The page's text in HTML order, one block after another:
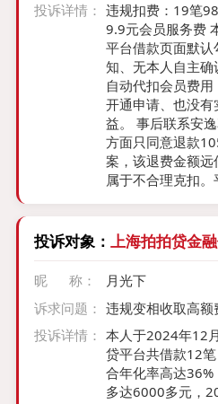
投诉详情： 违规扣费：19笔
9.9元会员服务费 本人使用安逸花借款时，
平台借款页面默
知、无本人自主
自动代扣会员费
开通申请、也没
益。 事后联系安
方面只同意退款
案，该退费金额远
属于不合理克扣
求： 1. 安逸花按照实际全部扣费金额，一次
性全额退还所有
2. 关闭本人账户
限，后续不得私自
3. 整改APP默认勾
投诉对象： 上海拍拍贷金
昵 称：
月光下
诉求问题： 违规变相收取高
投诉详情： 本人于2024年12
贷平台共借款12
合年化率高达
多达6000多元，